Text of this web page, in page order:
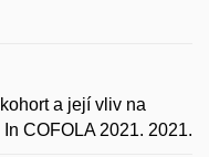
a její vliv na
COFOLA 2021. 2021.